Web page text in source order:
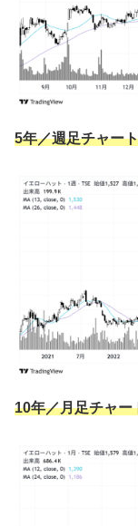
ウサギマン
(｀
5年／週足チャート
10年／月足チャー